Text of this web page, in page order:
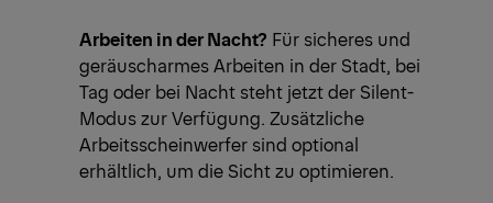
Arbeiten in der Nacht? Für sicheres und
geräuscharmes Arbeiten in der Stadt, bei
Tag oder bei Nacht steht jetzt der Silent-
Modus zur Verfügung. Zusätzliche
Arbeitsscheinwerfer sind optional
erhältlich, um die Sicht zu optimieren.